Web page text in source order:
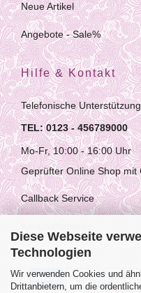
Diese Webseite
Technologien
Wir verwenden Cookies und
Drittanbietern, um die
Neue Artikel
Angebote - Sale%
Hilfe & Kontakt
Telefonische
TEL: 0123 - 456789000
Mo-Fr, 10:00 - 16:00 Uhr
Geprüfter Online Shop
Callback Service